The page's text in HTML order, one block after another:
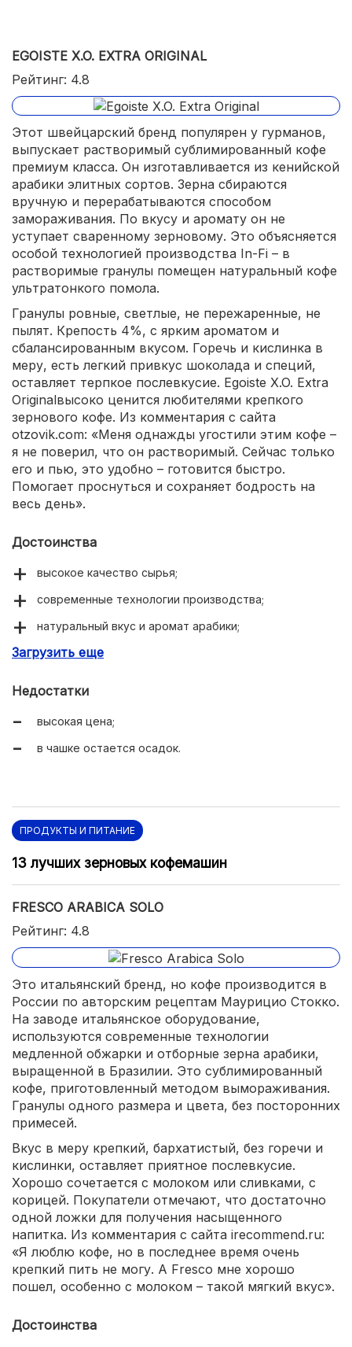
EGOISTE X.O. EXTRA ORIGINAL
Рейтинг: 4.8
Этот швейцарский бренд популярен у гурманов,
выпускает растворимый сублимированный кофе
премиум класса. Он изготавливается из кенийской
арабики элитных сортов. Зерна сбираются
вручную и перерабатываются способом
замораживания. По вкусу и аромату он не
уступает сваренному зерновому. Это объясняется
особой технологией производства In-Fi – в
растворимые гранулы помещен натуральный кофе
ультратонкого помола.
Гранулы ровные, светлые, не пережаренные, не
пылят. Крепость 4%, с ярким ароматом и
сбалансированным вкусом. Горечь и кислинка в
меру, есть легкий привкус шоколада и специй,
оставляет терпкое послевкусие. Egoiste X.O. Extra
Originalвысоко ценится любителями крепкого
зернового кофе. Из комментария с сайта
otzovik.com: «Меня однажды угостили этим кофе –
я не поверил, что он растворимый. Сейчас только
его и пью, это удобно – готовится быстро.
Помогает проснуться и сохраняет бодрость на
весь день».
Достоинства
высокое качество сырья;
современные технологии производства;
натуральный вкус и аромат арабики;
30% молотого кофе;
Загрузить еще
Недостатки
высокая цена;
в чашке остается осадок.
ПРОДУКТЫ И ПИТАНИЕ
13 лучших зерновых кофемашин
FRESCO ARABICA SOLO
Рейтинг: 4.8
Это итальянский бренд, но кофе производится в
России по авторским рецептам Маурицио Стокко.
На заводе итальянское оборудование,
используются современные технологии
медленной обжарки и отборные зерна арабики,
выращенной в Бразилии. Это сублимированный
кофе, приготовленный методом вымораживания.
Гранулы одного размера и цвета, без посторонних
примесей.
Вкус в меру крепкий, бархатистый, без горечи и
кислинки, оставляет приятное послевкусие.
Хорошо сочетается с молоком или сливками, с
корицей. Покупатели отмечают, что достаточно
одной ложки для получения насыщенного
напитка. Из комментария с сайта irecommend.ru:
«Я люблю кофе, но в последнее время очень
крепкий пить не могу. А Fresco мне хорошо
пошел, особенно с молоком – такой мягкий вкус».
Достоинства